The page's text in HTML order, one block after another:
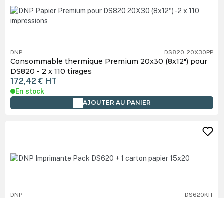
DNP DS820-20X30PP
Consommable thermique Premium 20x30 (8x12") pour
DS820 - 2 x 110 tirages
172,42 € HT
En stock
AJOUTER AU PANIER
DNP DS620KIT